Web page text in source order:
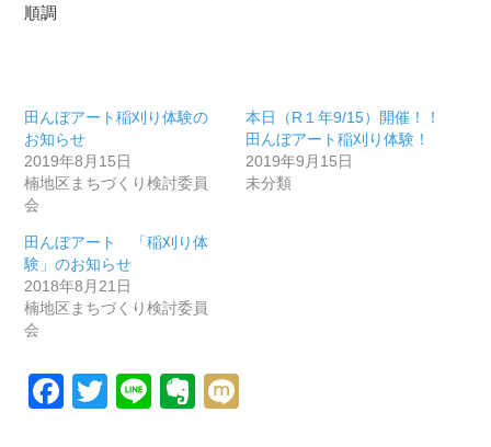
順調
田んぼアート稲刈り体験の
お知らせ
2019年8月15日
楠地区まちづくり検討委員
会
本日（R１年9/15）開催！！
田んぼアート稲刈り体験！
2019年9月15日
未分類
田んぼアート 「稲刈り体
験」のお知らせ
2018年8月21日
楠地区まちづくり検討委員
会
Facebook
Twitter
LineEvernote